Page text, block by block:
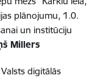
plānojumu, 1.0.
un institūciju
Millers
digitālās